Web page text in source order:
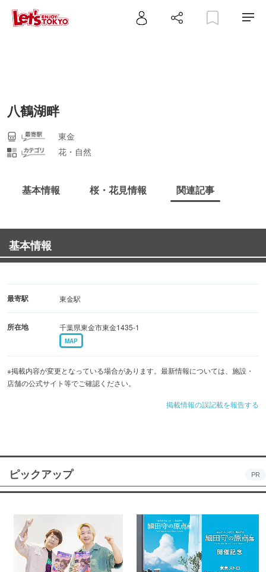
八鶴湖畔
東金
花・自然
基本情報 桜・花見情報 関連記事
基本情報
最寄駅 東金駅
所在地 千葉県東金市東金1435-1
MAP
※掲載内容が変更となっている場合があります。最新情報については、施設・
店舗の公式サイト等でご確認ください。
掲載情報の誤記載を報告する
ピックアップ PR